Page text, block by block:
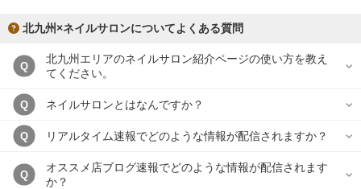
北九州×ネイルサロンについてよくある質問
Q
北九州エリアのネイルサロン紹介ページの使い方を教え
てください。
Q ネイルサロンとはなんですか？
Q リアルタイム速報でどのような情報が配信されますか？
Q
オススメ店ブログ速報でどのような情報が配信されます
か？